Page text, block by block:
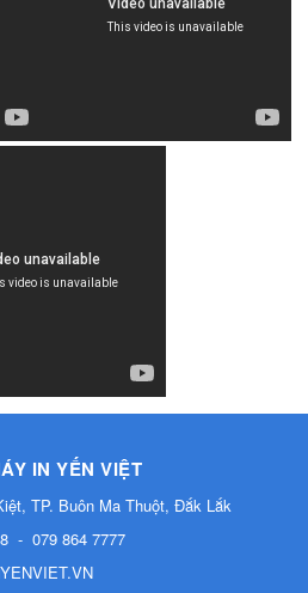
IN YẾN VIỆT
TP. Buôn Ma Thuột, Đắk Lắk
- 079 864 7777